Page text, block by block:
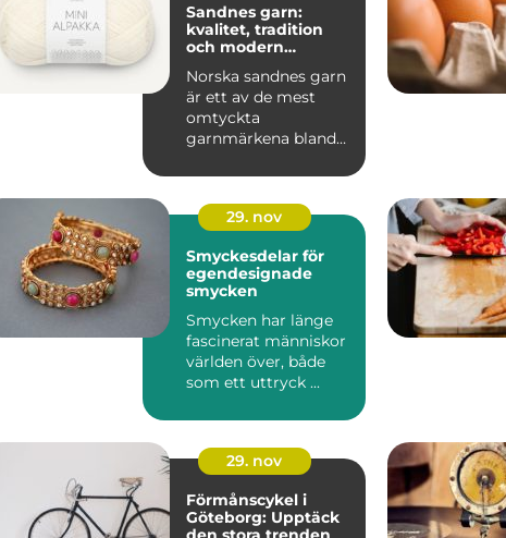
Sandnes garn:
kvalitet, tradition
och modern
Norska sandnes garn
är ett av de mest
omtyckta
garnmärkena bland
Kombin...
29. nov
Smyckesdelar för
egendesignade
smycken
Smycken har länge
fascinerat människor
världen över, både
som ett uttryck ...
29. nov
Förmånscykel i
Göteborg: Upptäck